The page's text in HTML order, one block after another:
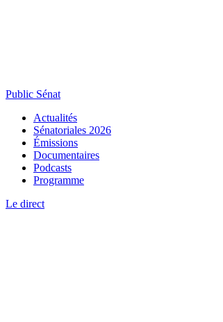
Public Sénat
Actualités
Sénatoriales 2026
Émissions
Documentaires
Podcasts
Programme
Le direct